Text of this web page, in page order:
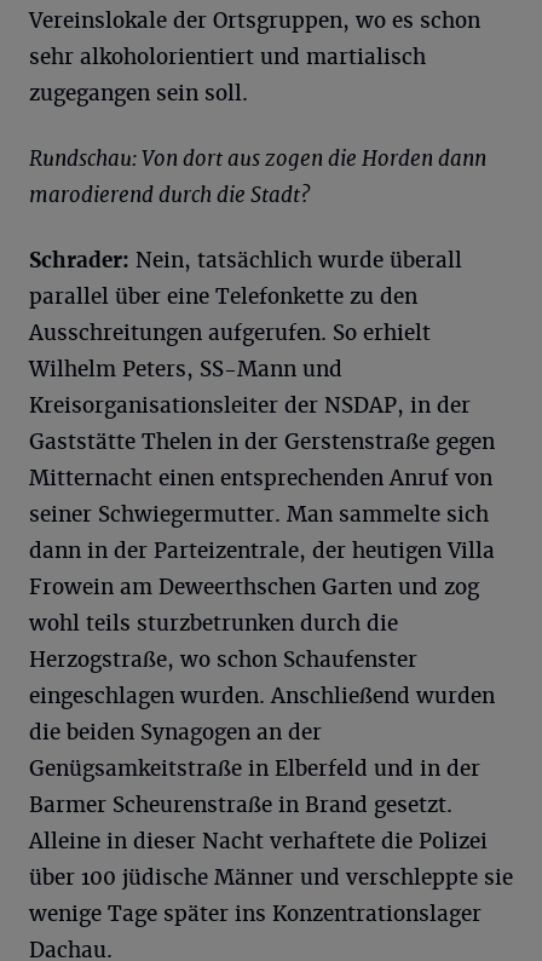
Vereinslokale der Ortsgruppen, wo es schon
sehr alkoholorientiert und martialisch
zugegangen sein soll.
Rundschau: Von dort aus zogen die Horden dann
marodierend durch die Stadt?
Schrader: Nein, tatsächlich wurde überall
parallel über eine Telefonkette zu den
Ausschreitungen aufgerufen. So erhielt
Wilhelm Peters, SS-Mann und
Kreisorganisationsleiter der NSDAP, in der
Gaststätte Thelen in der Gerstenstraße gegen
Mitternacht einen entsprechenden Anruf von
seiner Schwiegermutter. Man sammelte sich
dann in der Parteizentrale, der heutigen Villa
Frowein am Deweerthschen Garten und zog
wohl teils sturzbetrunken durch die
Herzogstraße, wo schon Schaufenster
eingeschlagen wurden. Anschließend wurden
die beiden Synagogen an der
Genügsamkeitstraße in Elberfeld und in der
Barmer Scheurenstraße in Brand gesetzt.
Alleine in dieser Nacht verhaftete die Polizei
über 100 jüdische Männer und verschleppte sie
wenige Tage später ins Konzentrationslager
Dachau.